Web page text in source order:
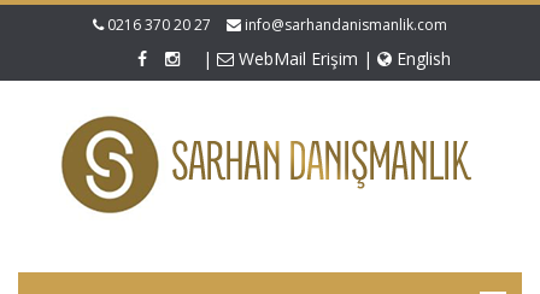
0216 370 20 27 info@sarhandanismanlik.com
| WebMail Erişim | English